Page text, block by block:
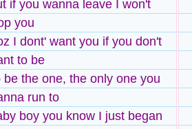
if you wanna leave I won't
you
I dont' want you if you don't
to be
be the one, the only one you
run to
boy you know I just began